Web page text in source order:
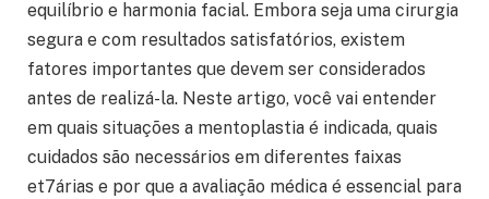
equilíbrio e harmonia facial. Embora seja uma cirurgia
segura e com resultados satisfatórios, existem
fatores importantes que devem ser considerados
antes de realizá-la. Neste artigo, você vai entender
em quais situações a mentoplastia é indicada, quais
cuidados são necessários em diferentes faixas
et7árias e por que a avaliação médica é essencial para